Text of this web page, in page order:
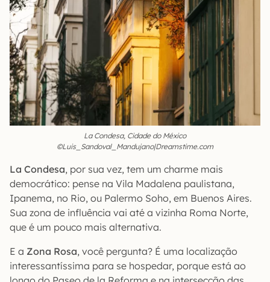
La Condesa, Cidade do México
©Luis_Sandoval_Mandujano|Dreamstime.com
La Condesa, por sua vez, tem um charme mais
democrático: pense na Vila Madalena paulistana,
Ipanema, no Rio, ou Palermo Soho, em Buenos Aires.
Sua zona de influência vai até a vizinha Roma Norte,
que é um pouco mais alternativa.
E a Zona Rosa, você pergunta? É uma localização
interessantíssima para se hospedar, porque está ao